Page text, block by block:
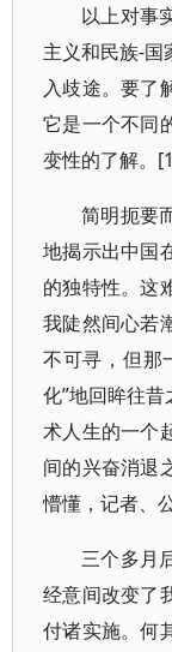
以上对事
主义和民族-
入歧途。要了
它是一个不同
变性的了解。
简明扼要
地揭示出中国
的独特性。这
我陡然间心若
不可寻，但那
化”地回眸往
术人生的一个
间的兴奋消退
懵懂，记者、
三个多月
经意间改变了
付诸实施。何